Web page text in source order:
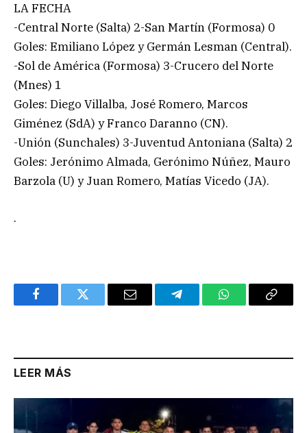
LA FECHA
-Central Norte (Salta) 2-San Martín (Formosa) 0
Goles: Emiliano López y Germán Lesman (Central).
-Sol de América (Formosa) 3-Crucero del Norte
(Mnes) 1
Goles: Diego Villalba, José Romero, Marcos
Giménez (SdA) y Franco Daranno (CN).
-Unión (Sunchales) 3-Juventud Antoniana (Salta) 2
Goles: Jerónimo Almada, Gerónimo Núñez, Mauro
Barzola (U) y Juan Romero, Matías Vicedo (JA).
.
FacebookTwitter Email TelegramWhatsAppCopy
LEER MÁS